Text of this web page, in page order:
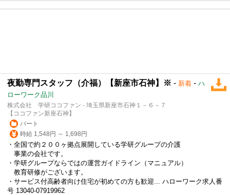
夜勤専門スタッフ（介福）【新座市石神】※ - 新着 - ハ
ローワーク品川
株式会社 学研ココファン - 埼玉県新座市石神１－６－７
【ココファン新座石神】
パート
時給 1,548円 ～ 1,698円
・全国で約２００ヶ拠点展開している学研グループの介護
事業の会社です。
・学研グループならではの運営ガイドライン（マニュアル）
教育研修がございます。
・サービス付高齢者向け住宅が初めての方も歓迎... ハローワーク求人番
号 13040-07919962